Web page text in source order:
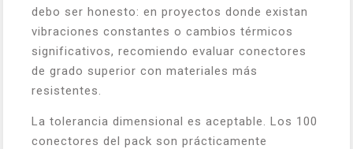
debo ser honesto: en proyectos donde existan
vibraciones constantes o cambios térmicos
significativos, recomiendo evaluar conectores
de grado superior con materiales más
resistentes.
La tolerancia dimensional es aceptable. Los 100
conectores del pack son prácticamente